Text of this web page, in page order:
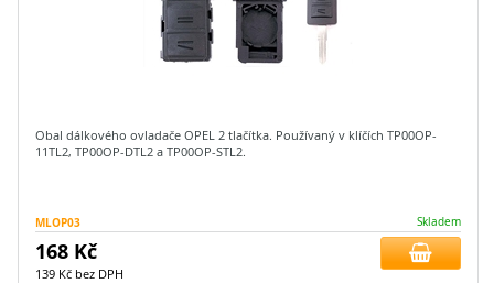
Obal dálkového ovladače OPEL 2 tlačítka. Používaný v klíčích TP00OP-
11TL2, TP00OP-DTL2 a TP00OP-STL2.
MLOP03 Skladem
168 Kč
139 Kč bez DPH